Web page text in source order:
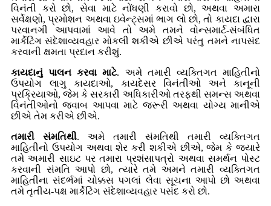
વિનંતી કરો છો, સેવા માટે નોંધણી કરાવો છો, અથવા અમારા
સર્વેક્ષણો, પ્રમોશન અથવા ઇવેન્ટ્સમાં ભાગ લો છો, તો કાયદા દ્વારા
પરવાનગી આપવામાં આવે તો અમે તમને વોન્સમાર્ટ-સંબંધિત
માર્કેટિંગ સંદેશાવ્યવહાર મોકલી શકીએ છીએ પરંતુ તમને નાપસંદ
કરવાની ક્ષમતા પ્રદાન કરીશું.
કાયદાનું પાલન કરવા માટે. અમે તમારી વ્યક્તિગત માહિતીનો
ઉપયોગ લાગુ કાયદાઓ, કાયદેસર વિનંતીઓ અને કાનૂની
પ્રક્રિયાઓ, જેમ કે સરકારી અધિકારીઓ તરફથી સમન્સ અથવા
વિનંતીઓનો જવાબ આપવા માટે જરૂરી અથવા યોગ્ય માનીએ
છીએ તેમ કરીએ છીએ.
તમારી સંમતિથી. અમે તમારી સંમતિથી તમારી વ્યક્તિગત
માહિતીનો ઉપયોગ અથવા શેર કરી શકીએ છીએ, જેમ કે જ્યારે
તમે અમારી સાઇટ પર તમારા પ્રશંસાપત્રો અથવા સમર્થન પોસ્ટ
કરવાની સંમતિ આપો છો, ત્યારે તમે અમને તમારી વ્યક્તિગત
માહિતીના સંદર્ભમાં ચોક્કસ પગલાં લેવા સૂચના આપો છો અથવા
તમે તૃતીય-પક્ષ માર્કેટિંગ સંદેશાવ્યવહાર પસંદ કરો છો.